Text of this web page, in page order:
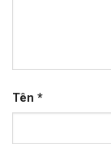
Tên *